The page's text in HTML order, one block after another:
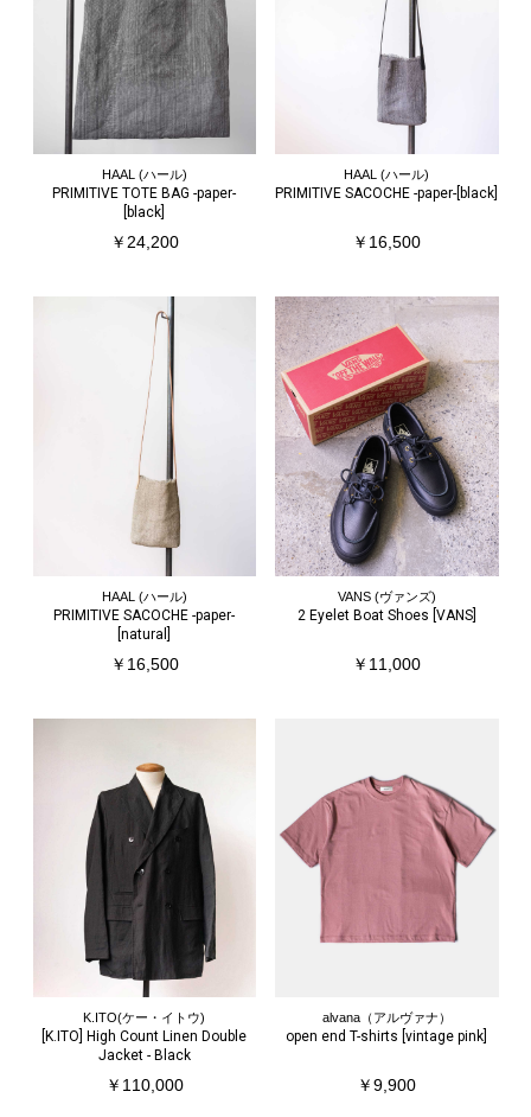
HAAL (ハール)
PRIMITIVE TOTE BAG -paper-
[black]
￥24,200
HAAL (ハール)
PRIMITIVE SACOCHE -paper-[black]
￥16,500
HAAL (ハール)
PRIMITIVE SACOCHE -paper-
[natural]
￥16,500
VANS (ヴァンズ)
2 Eyelet Boat Shoes [VANS]
￥11,000
K.ITO(ケー・イトウ)
[K.ITO] High Count Linen Double
Jacket - Black
￥110,000
alvana（アルヴァナ）
open end T-shirts [vintage pink]
￥9,900